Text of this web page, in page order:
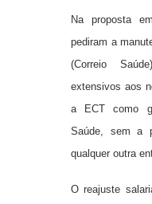
Na proposta
pediram a
(Correio
extensivos aos
a ECT como
Saúde, sem a
qualquer outra
O reajuste